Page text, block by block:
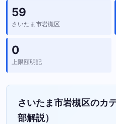
59
さいたま市岩槻区
0
上限額明記
さいたま市岩槻区のカ
部解説）